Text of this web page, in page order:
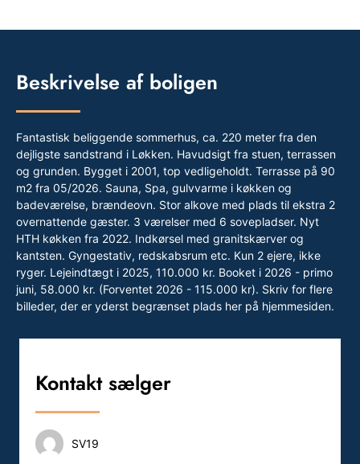
Beskrivelse af boligen
Fantastisk beliggende sommerhus, ca. 220 meter fra den
dejligste sandstrand i Løkken. Havudsigt fra stuen, terrassen
og grunden. Bygget i 2001, top vedligeholdt. Terrasse på 90
m2 fra 05/2026. Sauna, Spa, gulvvarme i køkken og
badeværelse, brændeovn. Stor alkove med plads til ekstra 2
overnattende gæster. 3 værelser med 6 sovepladser. Nyt
HTH køkken fra 2022. Indkørsel med granitskærver og
kantsten. Gyngestativ, redskabsrum etc. Kun 2 ejere, ikke
ryger. Lejeindtægt i 2025, 110.000 kr. Booket i 2026 - primo
juni, 58.000 kr. (Forventet 2026 - 115.000 kr). Skriv for flere
billeder, der er yderst begrænset plads her på hjemmesiden.
Kontakt sælger
SV19